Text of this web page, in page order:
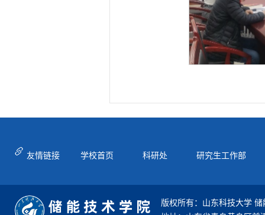
友情链接 学校首页 科研处 研究生工作部
版权所有：山东科技大学